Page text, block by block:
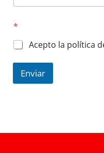
*
Acepto la política
Enviar